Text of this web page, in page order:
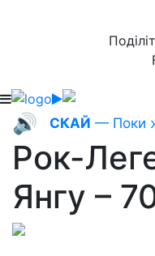
🔊 СКАЙ — Поки
Рок-
Янгу –